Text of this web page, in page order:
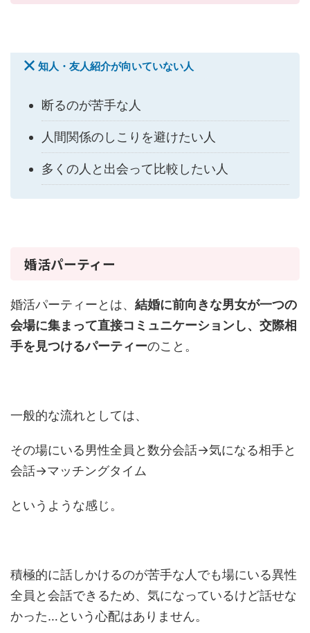
知人・友人紹介が向いていない人
断るのが苦手な人
人間関係のしこりを避けたい人
多くの人と出会って比較したい人
婚活パーティー
婚活パーティーとは、 結婚に前向きな男女が一つの
会場に集まって直接コミュニケーションし、交際相
手を見つけるパーティーのこと。
一般的な流れとしては、
その場にいる男性全員と数分会話→気になる相手と
会話→マッチングタイム
というような感じ。
積極的に話しかけるのが苦手な人でも場にいる異性
全員と会話できるため、気になっているけど話せな
かった…という心配はありません。